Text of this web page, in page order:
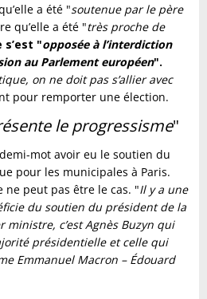
a été "soutenue par le père
qu’elle a été "très proche de
s’est "opposée à l’interdiction
au Parlement européen".
on ne doit pas s’allier avec
pour remporter une élection.
le progressisme"
mot avoir eu le soutien du
pour les municipales à Paris.
ne peut pas être le cas. "Il y a une
du soutien du président de la
c’est Agnès Buzyn qui
présidentielle et celle qui
Emmanuel Macron – Édouard